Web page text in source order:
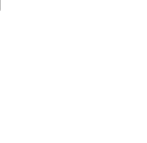
Diligence und Portfolioanalyse mit